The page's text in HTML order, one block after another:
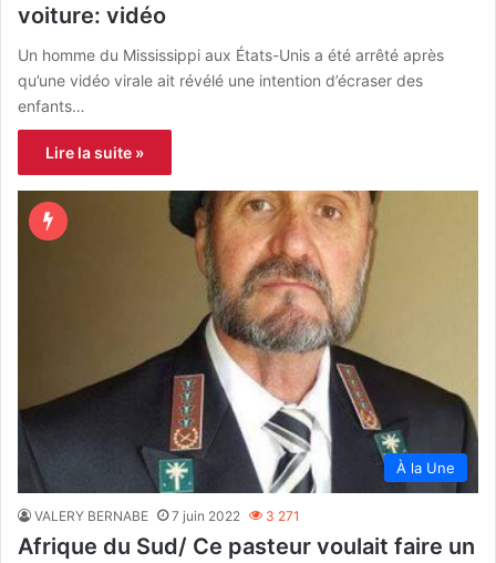
voiture: vidéo
Un homme du Mississippi aux États-Unis a été arrêté après
qu’une vidéo virale ait révélé une intention d’écraser des
enfants…
Lire la suite »
À la Une
VALERY BERNABE 7 juin 2022 3 271
Afrique du Sud/ Ce pasteur voulait faire un